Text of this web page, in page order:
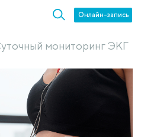
Онлайн-запись
мониторинг ЭКГ